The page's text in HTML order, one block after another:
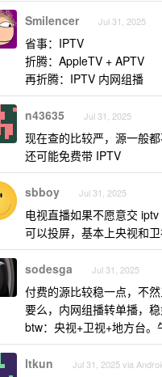
Smilencer Jul 31, 2025
省事：IPTV
折腾：AppleTV + APTV
再折腾：IPTV 内网组播
n43635 Jul 31, 2025
现在查的比较严，源一般
还可能免费带 IPTV
sbboy Jul 31, 2025
电视直播如果不愿意交
可以投屏，基本上央视和
sodesga Jul 31, 2025
付费的源比较稳一点，不然
要么，内网组播转单播，稳
btw：央视+卫视+地方台。
ltkun Jul 31, 2025 via